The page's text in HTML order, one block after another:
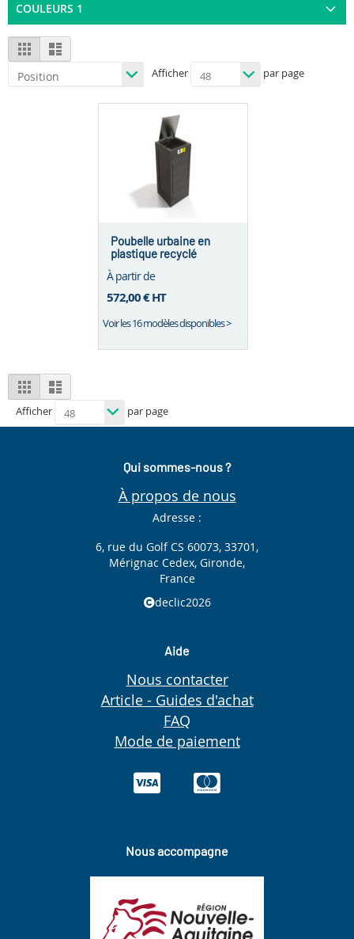
View
as
Grid List
Afficher par page
Poubelle urbaine en
plastique recyclé
sélectif
À partir de
572,00 €HT
Voir les 16 modèles disponibles >
View
as
Grid List
Afficher par page
COULEURS 1
Qui sommes-nous ?
À propos de nous
Adresse :
6, rue du Golf CS 60073, 33701,
Mérignac Cedex, Gironde,
France
declic2026
Aide
Nous contacter
Article - Guides d'achat
FAQ
Mode de paiement
Nous accompagne